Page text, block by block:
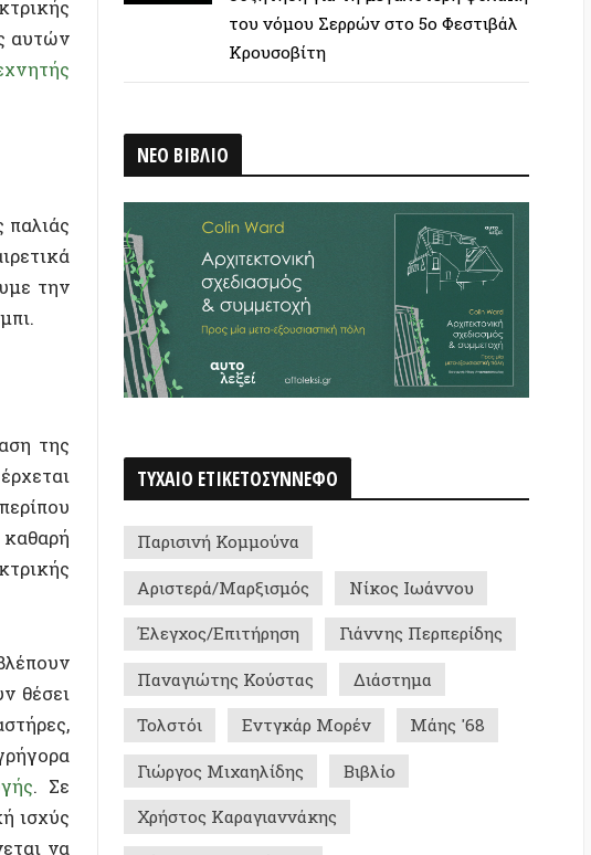
ΤΥΧΑΙΟ ΕΤΙΚΕΤΟΣΥΝΝΕΦΟ
Παρισινή Κομμούνα
Αριστερά/Μαρξισμός Νίκος Ιωάννου
Παναγιώτης Κούστας Διάστημα
Μάης '68
Γιώργος Μιχαηλίδης Βιβλίο
Χρήστος Καραγιαννάκης
Κίνημα Πλατειών '11
Κορονοϊός/πανδημία Εξάρχεια
Κοινωνικά Κινήματα
Αστυνόμευση/Καταστολή
Siavash Shahabi Πόλη/Δημόσιος χώρος
Ισπανική Επανάσταση Αχελώος